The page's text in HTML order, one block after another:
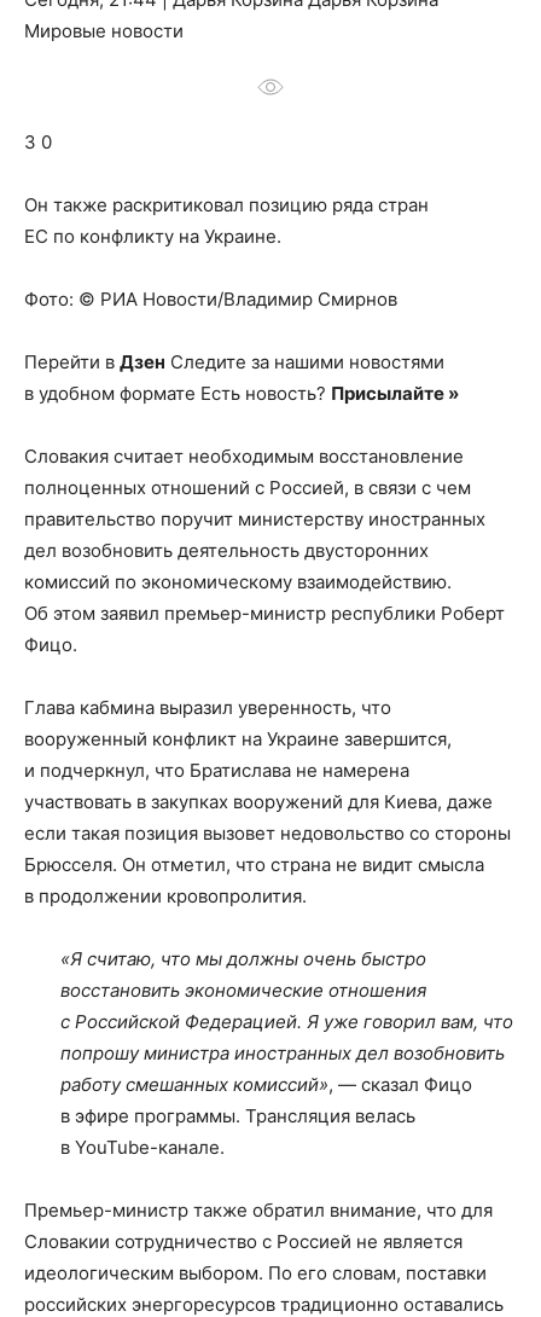
Мировые новости
3 0
Он также раскритиковал позицию ряда стран
ЕС по конфликту на Украине.
Фото: © РИА Новости/Владимир Смирнов
Перейти в Дзен Следите за нашими новостями
в удобном формате Есть новость? Присылайте »
Словакия считает необходимым восстановление
полноценных отношений с Россией, в связи с чем
правительство поручит министерству иностранных
дел возобновить деятельность двусторонних
комиссий по экономическому взаимодействию.
Об этом заявил премьер-министр республики Роберт
Фицо.
Глава кабмина выразил уверенность, что
вооруженный конфликт на Украине завершится,
и подчеркнул, что Братислава не намерена
участвовать в закупках вооружений для Киева, даже
если такая позиция вызовет недовольство со стороны
Брюсселя. Он отметил, что страна не видит смысла
в продолжении кровопролития.
«Я считаю, что мы должны очень быстро
восстановить экономические отношения
с Российской Федерацией. Я уже говорил вам, что
попрошу министра иностранных дел возобновить
работу смешанных комиссий», — сказал Фицо
в эфире программы. Трансляция велась
в YouTube-канале.
Премьер-министр также обратил внимание, что для
Словакии сотрудничество с Россией не является
идеологическим выбором. По его словам, поставки
российских энергоресурсов традиционно оставались